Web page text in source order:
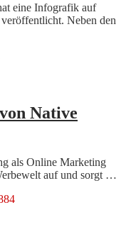
eine Infografik auf
Neben den
Native
als Online Marketing
auf und sorgt …